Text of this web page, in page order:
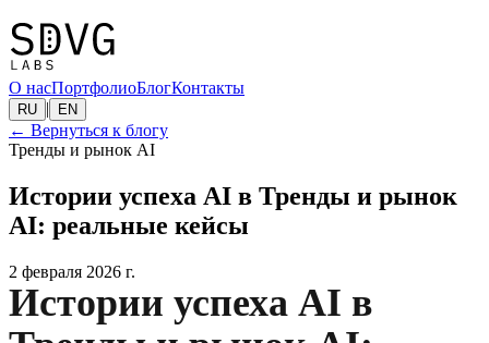
О насПортфолиоБлогКонтакты
RU | EN
← Вернуться к блогу
Тренды и рынок AI
Истории успеха AI в Тренды и рынок
AI: реальные кейсы
2 февраля 2026 г.
Истории успеха AI в